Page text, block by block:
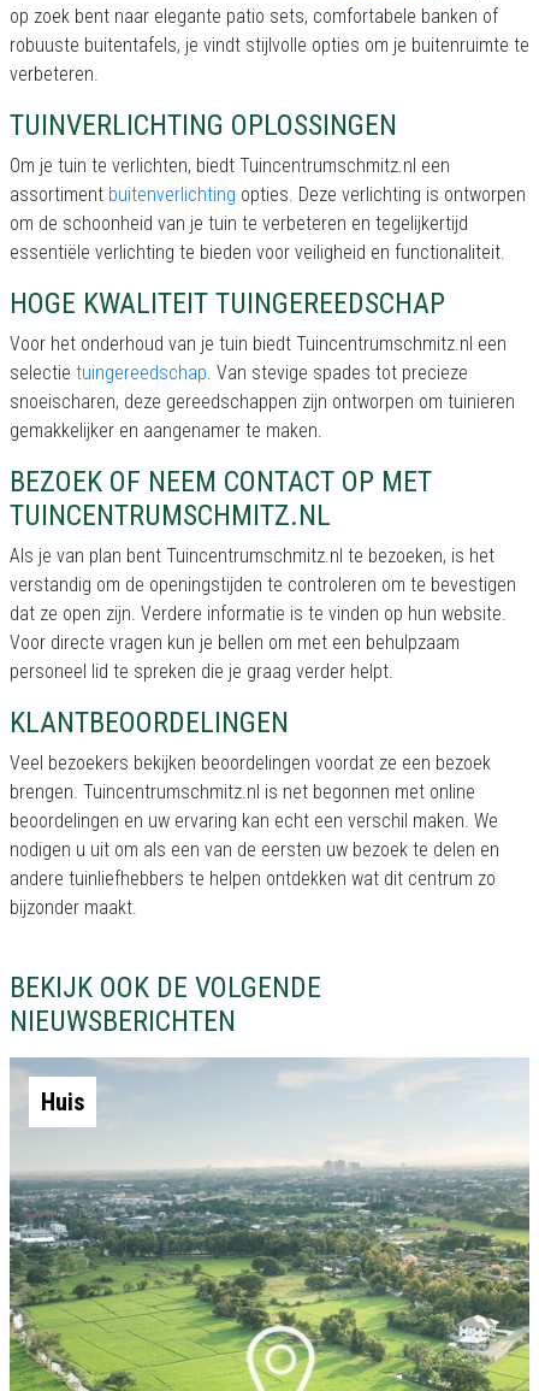
op zoek bent naar elegante patio sets, comfortabele banken of
robuuste buitentafels, je vindt stijlvolle opties om je buitenruimte te
verbeteren.
TUINVERLICHTING OPLOSSINGEN
Om je tuin te verlichten, biedt Tuincentrumschmitz.nl een
assortiment buitenverlichting opties. Deze verlichting is ontworpen
om de schoonheid van je tuin te verbeteren en tegelijkertijd
essentiële verlichting te bieden voor veiligheid en functionaliteit.
HOGE KWALITEIT TUINGEREEDSCHAP
Voor het onderhoud van je tuin biedt Tuincentrumschmitz.nl een
selectie tuingereedschap. Van stevige spades tot precieze
snoeischaren, deze gereedschappen zijn ontworpen om tuinieren
gemakkelijker en aangenamer te maken.
BEZOEK OF NEEM CONTACT OP MET
TUINCENTRUMSCHMITZ.NL
Als je van plan bent Tuincentrumschmitz.nl te bezoeken, is het
verstandig om de openingstijden te controleren om te bevestigen
dat ze open zijn. Verdere informatie is te vinden op hun website.
Voor directe vragen kun je bellen om met een behulpzaam
personeel lid te spreken die je graag verder helpt.
KLANTBEOORDELINGEN
Veel bezoekers bekijken beoordelingen voordat ze een bezoek
brengen. Tuincentrumschmitz.nl is net begonnen met online
beoordelingen en uw ervaring kan echt een verschil maken. We
nodigen u uit om als een van de eersten uw bezoek te delen en
andere tuinliefhebbers te helpen ontdekken wat dit centrum zo
bijzonder maakt.
BEKIJK OOK DE VOLGENDE
NIEUWSBERICHTEN
Huis